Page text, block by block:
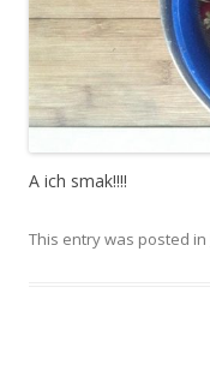
A ich smak!!!!
This entry was posted in